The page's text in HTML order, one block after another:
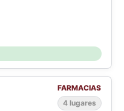
FARMACIAS
4 lugares